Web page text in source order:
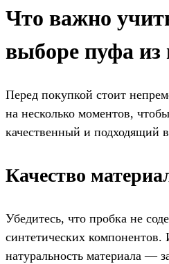
Что важно
выборе пуфа из
Перед покупкой стоит
на несколько моментов,
качественный и подходящий
Качество
Убедитесь, что пробка не
синтетических компонентов.
натуральность материала —